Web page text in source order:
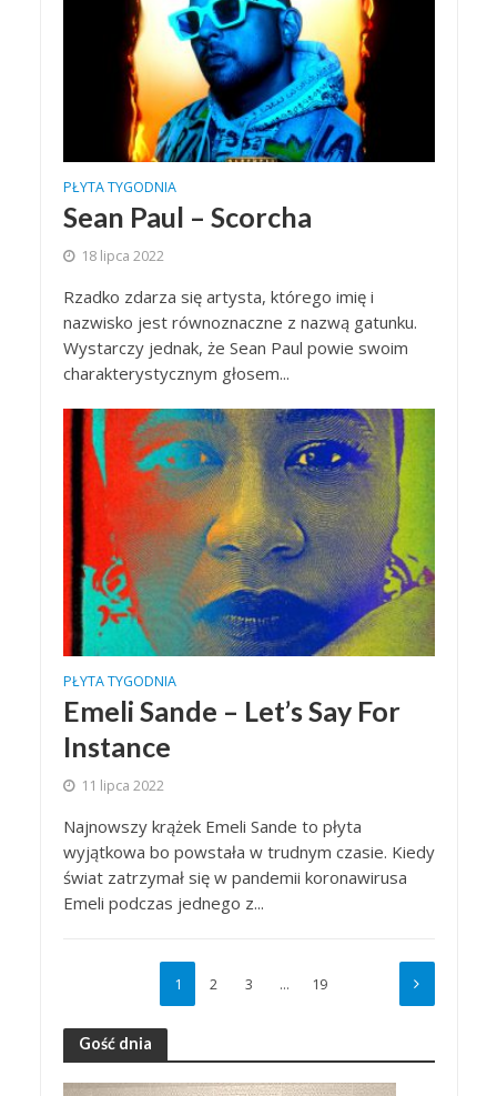
PŁYTA TYGODNIA
Sean Paul – Scorcha
18 lipca 2022
Rzadko zdarza się artysta, którego imię i
nazwisko jest równoznaczne z nazwą gatunku.
Wystarczy jednak, że Sean Paul powie swoim
charakterystycznym głosem...
PŁYTA TYGODNIA
Emeli Sande – Let’s Say For
Instance
11 lipca 2022
Najnowszy krążek Emeli Sande to płyta
wyjątkowa bo powstała w trudnym czasie. Kiedy
świat zatrzymał się w pandemii koronawirusa
Emeli podczas jednego z...
1 2 3 … 19
Gość dnia